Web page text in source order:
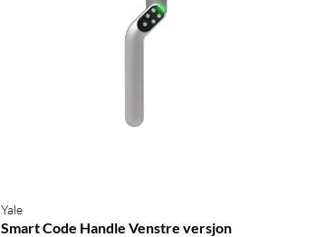
Yale
Smart Code Handle Venstre versjon